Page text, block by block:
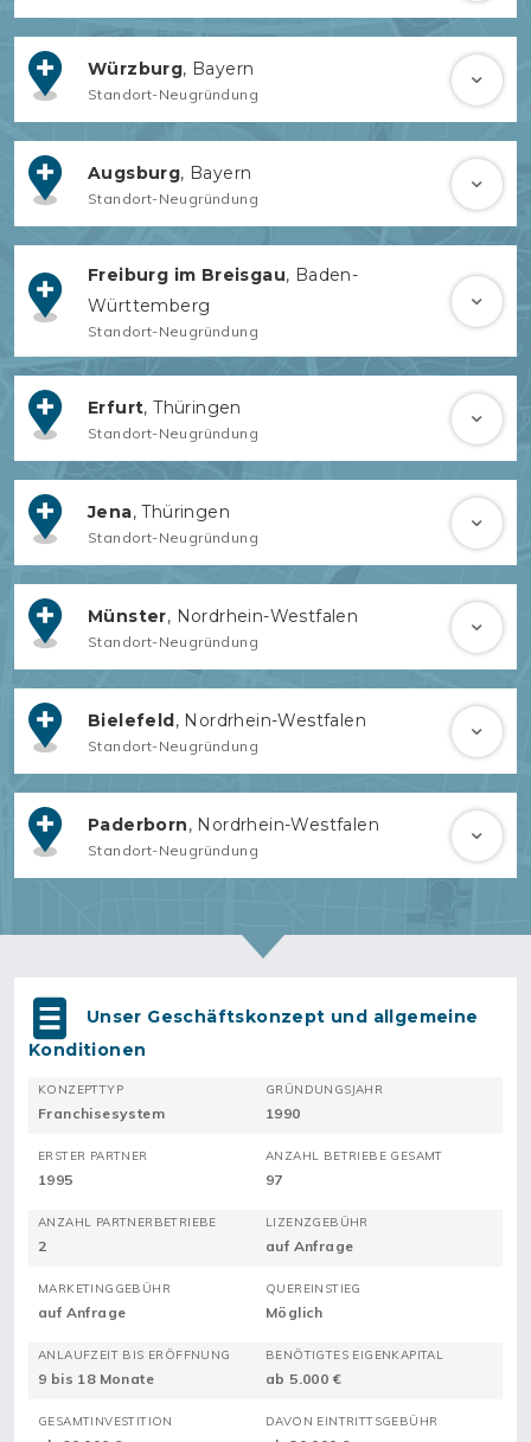
Würzburg, Bayern
Standort-Neugründung
Augsburg, Bayern
Standort-Neugründung
Freiburg im Breisgau, Baden-
Württemberg
Standort-Neugründung
Erfurt, Thüringen
Standort-Neugründung
Jena, Thüringen
Standort-Neugründung
Münster, Nordrhein-Westfalen
Standort-Neugründung
Bielefeld, Nordrhein-Westfalen
Standort-Neugründung
Paderborn, Nordrhein-Westfalen
Standort-Neugründung
Unser Geschäftskonzept und allgemeine
Konditionen
KONZEPTTYP
Franchisesystem
GRÜNDUNGSJAHR
1990
ERSTER PARTNER
1995
ANZAHL BETRIEBE GESAMT
97
ANZAHL PARTNERBETRIEBE
2
LIZENZGEBÜHR
auf Anfrage
MARKETINGGEBÜHR
auf Anfrage
QUEREINSTIEG
Möglich
ANLAUFZEIT BIS ERÖFFNUNG
9 bis 18 Monate
BENÖTIGTES EIGENKAPITAL
ab 5.000 €
GESAMTINVESTITION DAVON EINTRITTSGEBÜHR